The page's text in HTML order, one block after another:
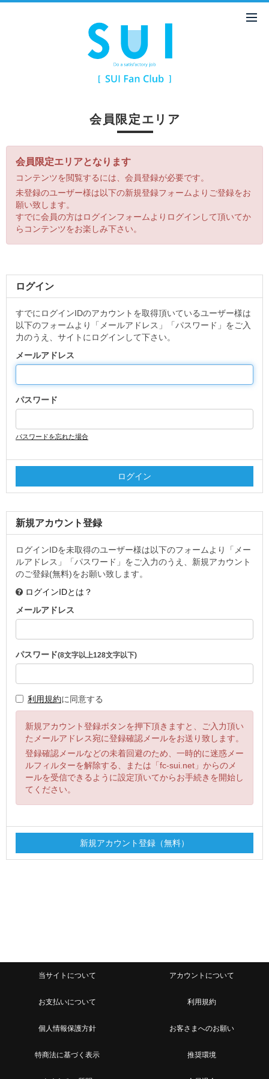
会員限定エリア
会員限定エリアとなります
コンテンツを閲覧するには、会員登録が必要です。
未登録のユーザー様は以下の新規登録フォームよりご登録をお
願い致します。
すでに会員の方はログインフォームよりログインして頂いてか
らコンテンツをお楽しみ下さい。
ログイン
すでにログインIDのアカウントを取得頂いているユーザー様は
以下のフォームより「メールアドレス」「パスワード」をご入
力のうえ、サイトにログインして下さい。
メールアドレス
パスワード
パスワードを忘れた場合
新規アカウント登録
ログインIDを未取得のユーザー様は以下のフォームより「メー
ルアドレス」「パスワード」をご入力のうえ、新規アカウント
のご登録(無料)をお願い致します。
ログインIDとは？
メールアドレス
パスワード(8文字以上128文字以下)
利用規約に同意する
新規アカウント登録ボタンを押下頂きますと、ご入力頂い
たメールアドレス宛に登録確認メールをお送り致します。
登録確認メールなどの未着回避のため、一時的に迷惑メー
ルフィルターを解除する、または「fc-sui.net」からのメ
ールを受信できるように設定頂いてからお手続きを開始し
てください。
当サイトについて アカウントについて
お支払いについて 利用規約
個人情報保護方針 お客さまへのお願い
特商法に基づく表示 推奨環境